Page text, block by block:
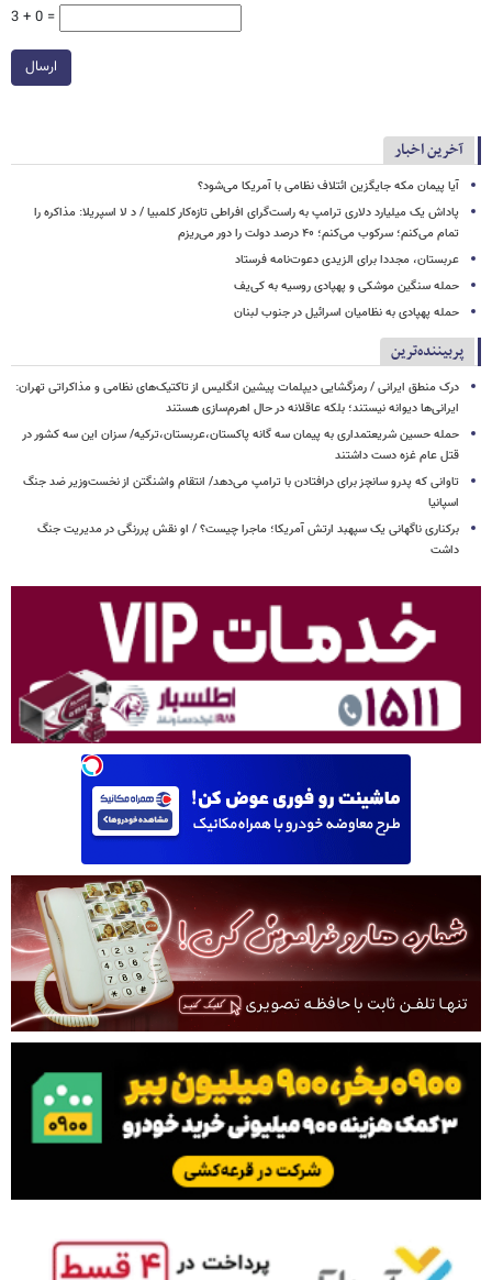
3 + 0 =
ارسال
آخرین اخبار
آیا پیمان مکه جایگزین ائتلاف نظامی با آمریکا می‌شود؟
پاداش یک میلیارد دلاری ترامپ به راست‌گرای افراطی تازه‌کار کلمبیا / د لا اسپریلا: مذاکره را
تمام می‌کنم؛ سرکوب می‌کنم؛ ۴۰ درصد دولت را دور می‌ریزم
عربستان، مجددا برای الزیدی دعوت‌نامه فرستاد
حمله سنگین موشکی و پهپادی روسیه به کی‌یف
حمله پهپادی به نظامیان اسرائیل در جنوب لبنان
پربیننده‌ترین
درک منطق ایرانی / رمزگشایی دیپلمات پیشین انگلیس از تاکتیک‌های نظامی و مذاکراتی تهران:
ایرانی‌ها دیوانه نیستند؛ بلکه عاقلانه در حال اهرم‌سازی هستند
حمله حسین شریعتمداری به پیمان سه گانه پاکستان،عربستان،ترکیه/ سزان این سه کشور در
قتل عام غزه دست داشتند
تاوانی که پدرو سانچز برای درافتادن با ترامپ می‌دهد/ انتقام واشنگتن از نخست‌وزیر ضد جنگ
اسپانیا
برکناری ناگهانی یک سپهبد ارتش آمریکا؛ ماجرا چیست؟ / او نقش پررنگی در مدیریت جنگ
داشت